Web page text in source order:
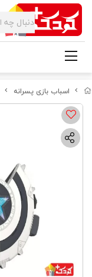
اسباب بازی پسرانه